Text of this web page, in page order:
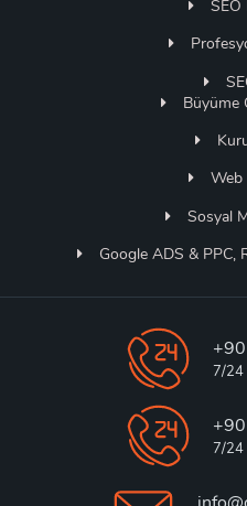
SEO
Büyüme
Web
Sosyal
Google ADS & PPC,
7/24
7/24